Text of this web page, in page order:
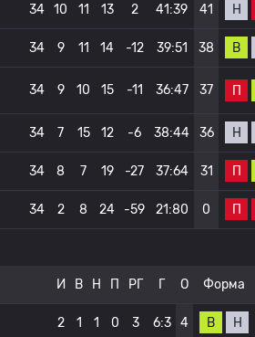
34 10 11 13 2 41:39 41 Н
34 9 11 14 -12 39:51 38 В
34 9 10 15 -11 36:47 37 П
34 7 15 12 -6 38:44 36 Н
34 8 7 19 -27 37:64 31 П
34 2 8 24 -59 21:80 0 П
И В Н П РГ Г О Форма
2 1 1 0 3 6:3 4 В Н